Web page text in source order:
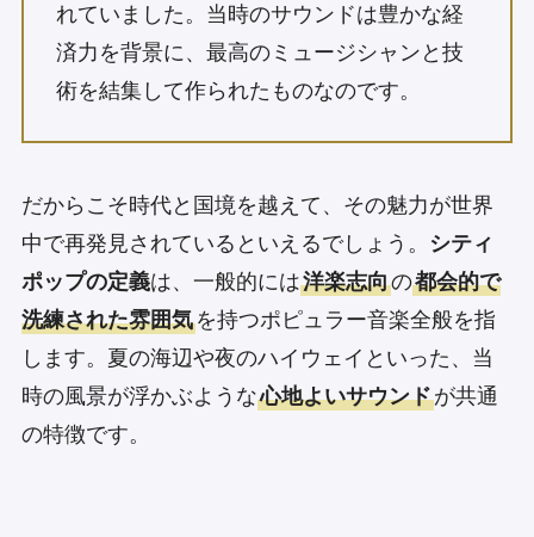
れていました。当時のサウンドは豊かな経
済力を背景に、最高のミュージシャンと技
術を結集して作られたものなのです。
だからこそ時代と国境を越えて、その魅力が世界
中で再発見されているといえるでしょう。
シティ
ポップの定義は、一般的には洋楽志向の都会的で
洗練された雰囲気を持つポピュラー音楽全般を指
します。夏の海辺や夜のハイウェイといった、当
時の風景が浮かぶような心地よいサウンドが共通
の特徴です。